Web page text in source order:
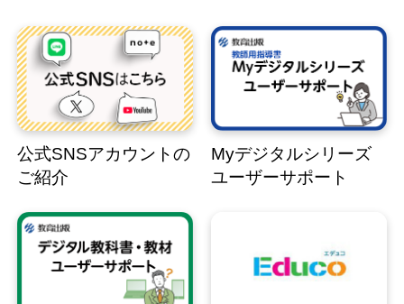
公式SNSアカウントの
ご紹介
Myデジタルシリーズ
ユーザーサポート